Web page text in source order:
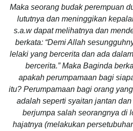
Maka seorang budak perempuan
lututnya dan meninggikan
s.a.w dapat melihatnya dan
berkata: “Demi Allah
lelaki yang bercerita dan ada
bercerita.” Maka Baginda
apakah perumpamaan bagi
itu? Perumpamaan bagi orang
adalah seperti syaitan jantan
berjumpa salah seorangnya di
hajatnya (melakukan